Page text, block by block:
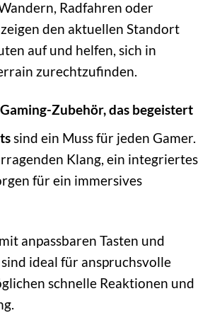
Radfahren oder
den aktuellen Standort
auf und helfen, sich in
zurechtzufinden.
Zubehör, das begeistert
sind ein Muss für jeden Gamer.
Klang, ein integriertes
für ein immersives
mit anpassbaren Tasten und
ideal für anspruchsvolle
schnelle Reaktionen und